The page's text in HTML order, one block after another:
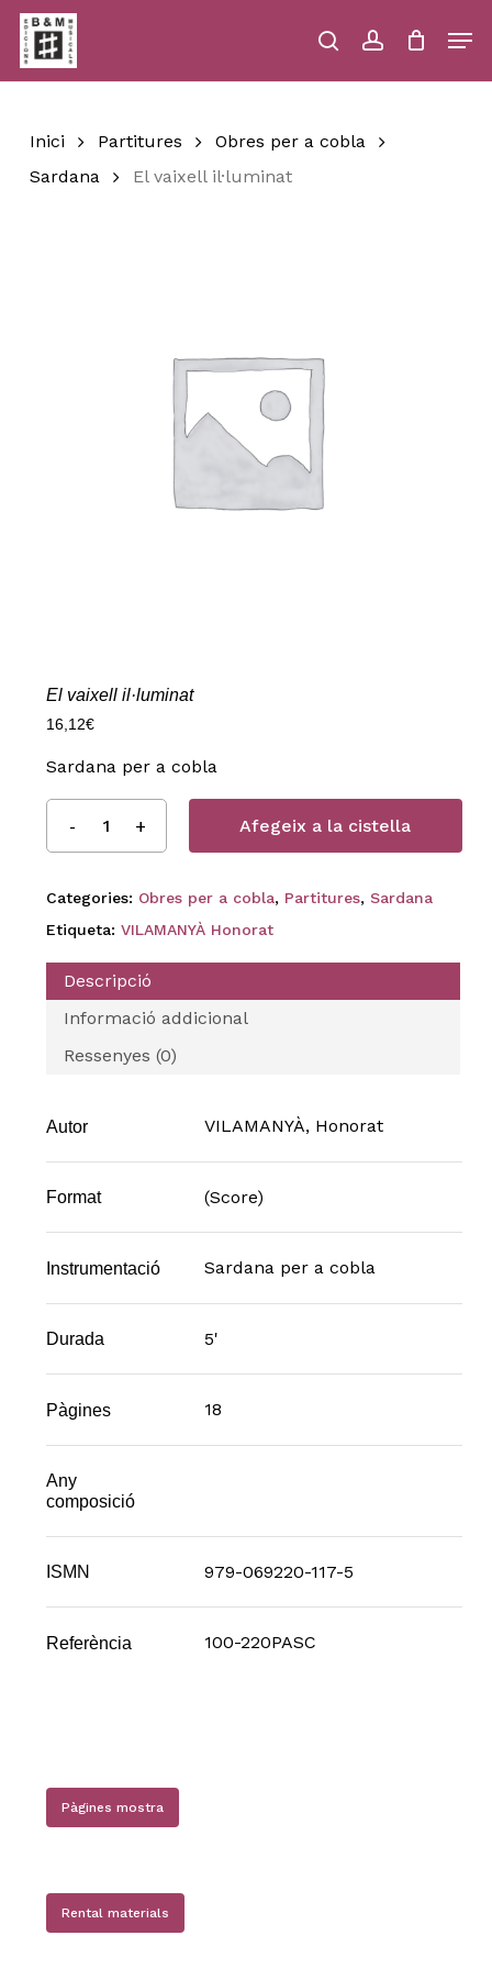
Skip
main
content
searchaccount
Close
Inici Partitures
Obres per a cobla
Sardana
El vaixell il·luminat
El vaixell il·luminat
16,12€
Sardana per a cobla
Afegeix a la cistella
Categories: Obres per a cobla, Partitures, Sardana
Etiqueta: VILAMANYÀ Honorat
Descripció
Informació addicional
Ressenyes (0)
Autor VILAMANYÀ, Honorat
Format (Score)
Instrumentació Sardana per a cobla
Durada 5'
Pàgines 18
Any
composició
ISMN 979-069220-117-5
Referència 100-220PASC
Pàgines mostra
Rental materials
Menu